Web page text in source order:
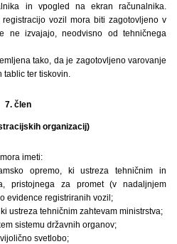
in vpogled na ekran računalnika.
vozil mora biti zagotovljeno v
ne izvajajo, neodvisno od tehničnega
tako, da je zagotovljeno varovanje
ter tiskovin.
7. člen
organizacij)
imeti:
opremo, ki ustreza tehničnim in
pristojnega za promet (v nadaljnjem
evidence registriranih vozil;
ustreza tehničnim zahtevam ministrstva;
sistemu državnih organov;
svetlobo;